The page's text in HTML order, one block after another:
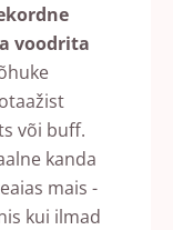
voodrita
või buff.
kanda
mais -
kui ilmad